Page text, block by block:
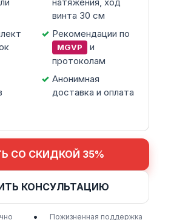
винта 30 см
Рекомендации по
MGVP
и
протоколам
Анонимная
доставка и оплата
СО СКИДКОЙ 35%
КОНСУЛЬТАЦИЮ
• Пожизненная поддержка